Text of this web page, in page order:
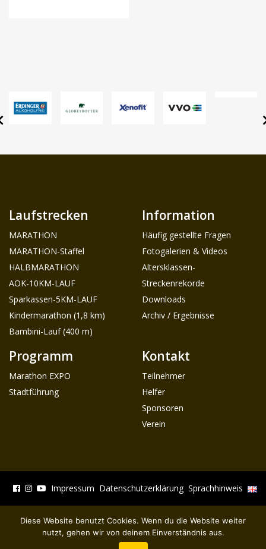
Laufstrecken
MARATHON
MARATHON-Staffel
HALBMARATHON
AOK-10KM-LAUF
Sparkassen-5KM-LAUF
Kindermarathon (1,8 km)
Bambini-Lauf (400 m)
Information
Häufig gestellte Fragen
Fotogalerien & Videos
Altersklassen-
Streckenrekorde
Downloads
Archiv / Ergebnisse
Programm
Marathon EXPO
Stadtführung
Kontakt
Teilnehmer
Helfer
Sponsoren
Verein
Impressum Datenschutzerklärung Sprachhinweis
Diese Website benutzt Cookies. Wenn du die Website weiter
nutzt, gehen wir von deinem Einverständnis aus.